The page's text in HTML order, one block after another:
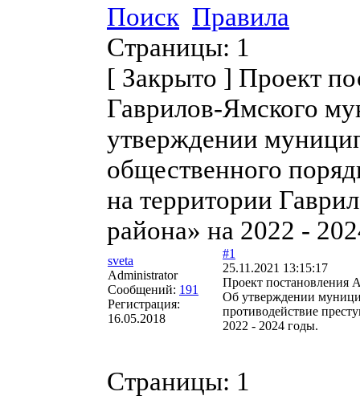
Поиск Правила
Страницы: 1
[ Закрыто ] Проект
Гаврилов-Ямского
утверждении
общественного
на территории
района» на 2022 -
sveta
Administrator
Сообщений: 191
Регистрация:
16.05.2018
#1
25.11.2021 13:15:17
Проект постановления
Об утверждении
противодействие
2022 - 2024 годы.
Страницы: 1